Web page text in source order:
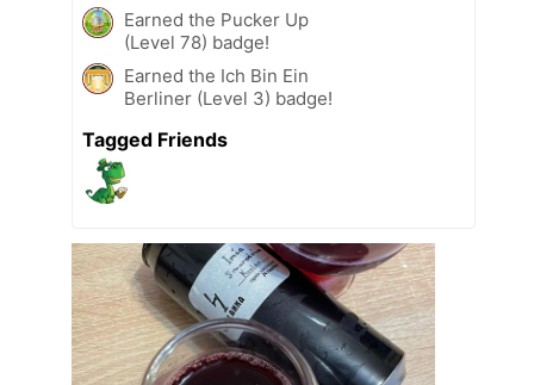
Earned the Pucker Up
(Level 78) badge!
Earned the Ich Bin Ein
Berliner (Level 3) badge!
Tagged Friends